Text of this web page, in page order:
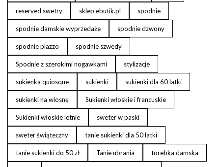
reserved swetry sklep ebutik.pl spodnie
spodnie damskie wyprzedaże spodnie dzwony
spodnie plazzo spodnie szwedy
Spodnie z szerokimi nogawkami stylizacje
sukienka quiosque sukienki sukienki dla 60 latki
sukienki na wiosnę Sukienki włoskie i francuskie
Sukienki włoskie letnie sweter w paski
sweter świąteczny tanie sukienki dla 50 latki
tanie sukienki do 50 zł Tanie ubrania torebka damska